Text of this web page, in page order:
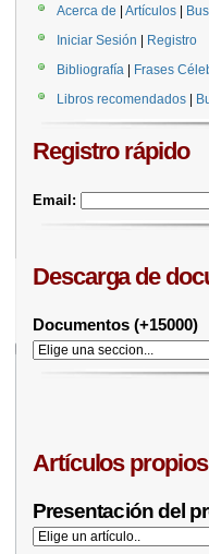
Acerca de Artículos
Iniciar Sesión
Registro
Bibliografía
Frases
Libros recomendados
Registro rápido
Email:
Descarga de
Documentos (+15000)
Artículos propios
Presentación del